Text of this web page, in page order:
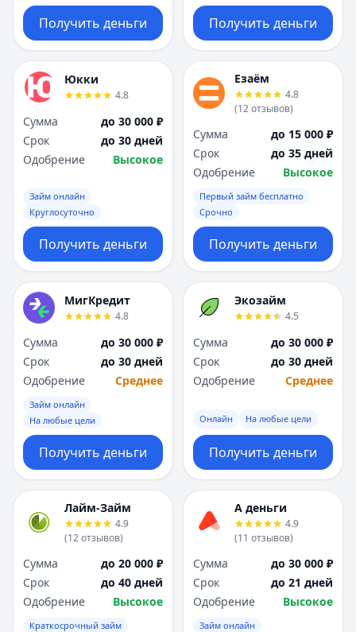
Получить деньги Получить деньги
Юкки
4.8
Сумма
до 30 000 ₽
Срок
до 30 дней
Одобрение
Высокое
Займ онлайн
Круглосуточно
Получить деньги
Езаём
4.8
(12отзывов)
Сумма
до 15 000 ₽
Срок
до 35 дней
Одобрение
Высокое
Первый займ бесплатно
Срочно
Получить деньги
МигКредит
4.8
Сумма
до 30 000 ₽
Срок
до 30 дней
Одобрение
Среднее
Займ онлайн
На любые цели
Получить деньги
Экозайм
4.5
Сумма
до 30 000 ₽
Срок
до 30 дней
Одобрение
Среднее
Онлайн На любые цели
Получить деньги
Лайм-Займ
4.9
(12отзывов)
Сумма
до 20 000 ₽
Срок
до 40 дней
Одобрение
Высокое
Краткосрочный займ
А деньги
4.9
(11 отзывов)
Сумма
до 30 000 ₽
Срок
до 21 дней
Одобрение
Высокое
Займ онлайн